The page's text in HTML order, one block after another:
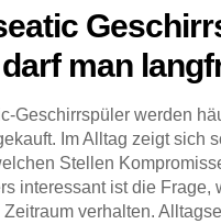
man
Geschirrspüler werden
Im Alltag zeigt sich
Stellen
interessant ist die Frage,
Zeitraum verhalten.